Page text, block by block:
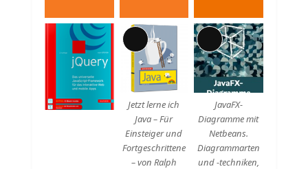
Lange
Beschreibung
Jetzt lerne ich
Java – Für
Einsteiger und
Fortgeschrittene
– von Ralph
Lange
Beschreibung
JavaFX-
Diagramme mit
Netbeans.
Diagrammarten
und -techniken,